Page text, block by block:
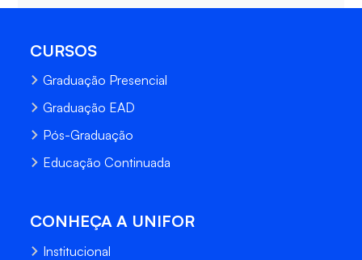
CURSOS
Graduação Presencial
Graduação EAD
Pós-Graduação
Educação Continuada
CONHEÇA A UNIFOR
Institucional